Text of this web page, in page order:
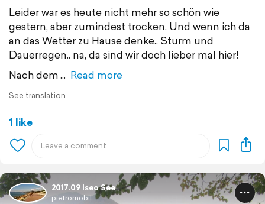
Leider war es heute nicht mehr so schön wie
gestern, aber zumindest trocken. Und wenn ich da
an das Wetter zu Hause denke.. Sturm und
Dauerregen.. na, da sind wir doch lieber mal hier!
Nach dem
Read more
See translation
1 like
2017.09 Iseo See
pietromobil